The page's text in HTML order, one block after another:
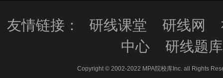
友情链接： 研线课堂 研线网
中心
研线题库
Copyright © 2002-2022 MPA院校库Inc. all Rights